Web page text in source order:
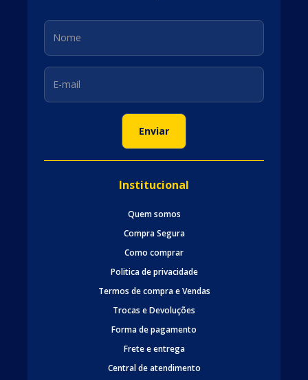
Institucional
Quem somos
Compra Segura
Como comprar
Politica de privacidade
Termos de compra e Vendas
Trocas e Devoluções
Forma de pagamento
Frete e entrega
Central de atendimento